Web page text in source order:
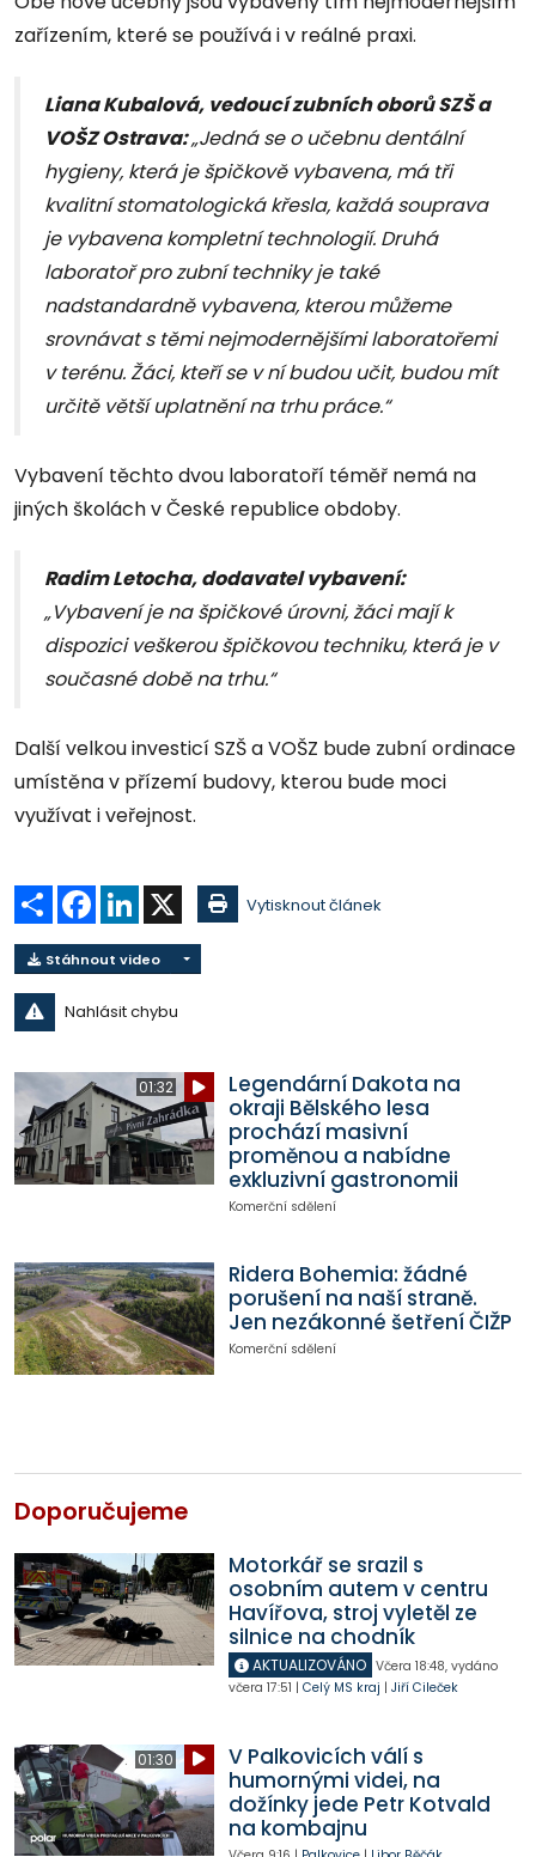
zařízením, které se používá i v reálné praxi.
Liana Kubalová, vedoucí zubních oborů SZŠ a
VOŠZ Ostrava:„Jedná se o učebnu dentální
hygieny, která je špičkově vybavena, má tři
kvalitní stomatologická křesla, každá souprava
je vybavena kompletní technologií. Druhá
laboratoř pro zubní techniky je také
nadstandardně vybavena, kterou můžeme
srovnávat s těmi nejmodernějšími laboratořemi
v terénu. Žáci, kteří se v ní budou učit, budou mít
určitě větší uplatnění na trhu práce.“
Vybavení těchto dvou laboratoří téměř nemá na
jiných školách v České republice obdoby.
Radim Letocha, dodavatel vybavení:
„Vybavení je na špičkové úrovni, žáci mají k
dispozici veškerou špičkovou techniku, která je v
současné době na trhu.“
Další velkou investicí SZŠ a VOŠZ bude zubní ordinace
umístěna v přízemí budovy, kterou bude moci
využívat i veřejnost.
Sdílet Facebook
LinkedIn Vytisknout článek
Stáhnout video
Nahlásit chybu
01:32
Legendární Dakota na
okraji Bělského lesa
prochází masivní
proměnou a nabídne
exkluzivní gastronomii
Komerční sdělení
Ridera Bohemia: žádné
porušení na naší straně.
Jen nezákonné šetření ČIŽP
Komerční sdělení
Doporučujeme
Motorkář se srazil s
osobním autem v centru
Havířova, stroj vyletěl ze
silnice na chodník
AKTUALIZOVÁNO Včera 18:48, vydáno
včera 17:51 | Celý MS kraj | Jiří Cileček
01:30
V Palkovicích válí s
humornými videi, na
dožínky jede Petr Kotvald
na kombajnu